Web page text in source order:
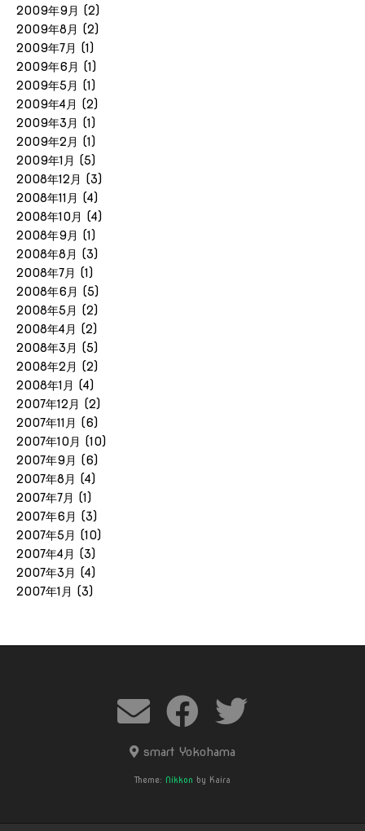
2009年9月 (2)
2009年8月 (2)
2009年7月 (1)
2009年6月 (1)
2009年5月 (1)
2009年4月 (2)
2009年3月 (1)
2009年2月 (1)
2009年1月 (5)
2008年12月 (3)
2008年11月 (4)
2008年10月 (4)
2008年9月 (1)
2008年8月 (3)
2008年7月 (1)
2008年6月 (5)
2008年5月 (2)
2008年4月 (2)
2008年3月 (5)
2008年2月 (2)
2008年1月 (4)
2007年12月 (2)
2007年11月 (6)
2007年10月 (10)
2007年9月 (6)
2007年8月 (4)
2007年7月 (1)
2007年6月 (3)
2007年5月 (10)
2007年4月 (3)
2007年3月 (4)
2007年1月 (3)
smart Yokohama
Theme: Nikkon by Kaira